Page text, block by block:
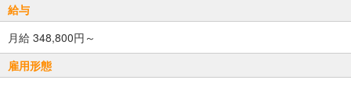
給与
月給 348,800円～
雇用形態